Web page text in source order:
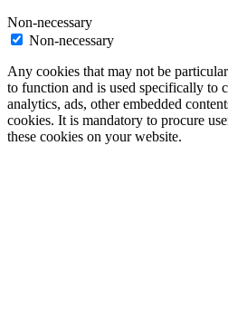
Non-necessary
Non-necessary
Any cookies that may not be
to function and is used specifically to
analytics, ads, other embedded
cookies. It is mandatory to procure
these cookies on your website.